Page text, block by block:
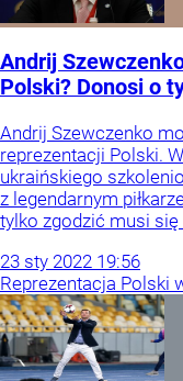
Andrij
Polski? Donosi o
Andrij Szewczenko
reprezentacji Polski.
ukraińskiego
z legendarnym
tylko zgodzić musi się
23 sty 2022 19:56
Reprezentacja Polski